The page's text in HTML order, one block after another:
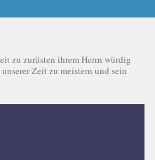
zu zurüsten ihrem Herrn würdig
Zeit zu meistern und sein